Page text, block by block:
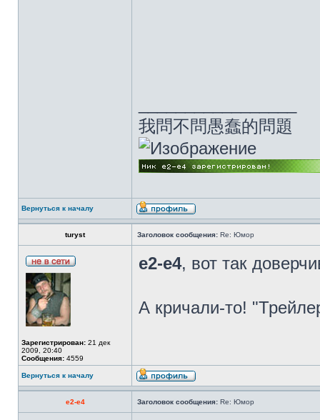
我問不問愚蠢的問題
Вернуться к началу
turyst Заголовок сообщения: Re: Юмор
Зарегистрирован: 21 дек
2009, 20:40
Сообщения: 4559
e2-e4, вот так
А кричали-то!
Вернуться к началу
e2-e4 Заголовок сообщения: Re: Юмор